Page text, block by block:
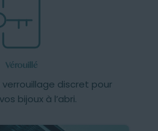
Vérouillé
discret pour
bijoux à l’abri.